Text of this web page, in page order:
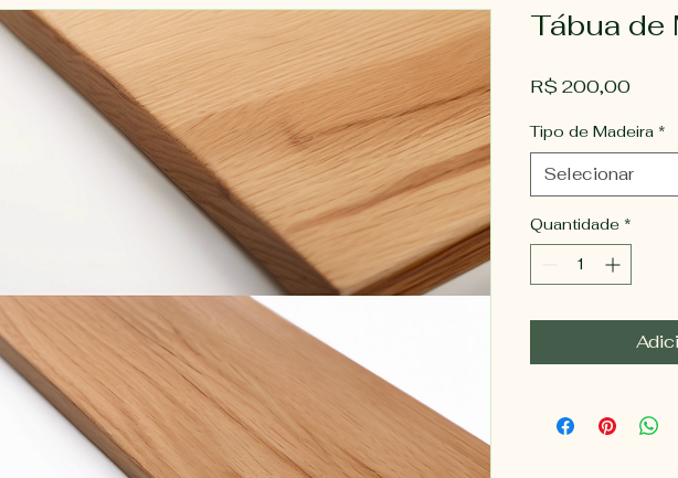
Tábua de
R$ 200,00Preço
Tipo de Madeira *
Selecionar
Quantidade *